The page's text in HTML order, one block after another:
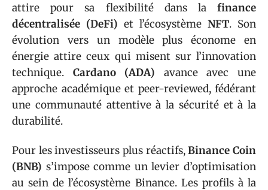
attire pour sa flexibilité dans la finance
décentralisée (DeFi) et l’écosystème NFT. Son
évolution vers un modèle plus économe en
énergie attire ceux qui misent sur l’innovation
technique. Cardano (ADA) avance avec une
approche académique et peer-reviewed, fédérant
une communauté attentive à la sécurité et à la
durabilité.
Pour les investisseurs plus réactifs,Binance Coin
(BNB) s’impose comme un levier d’optimisation
au sein de l’écosystème Binance. Les profils à la